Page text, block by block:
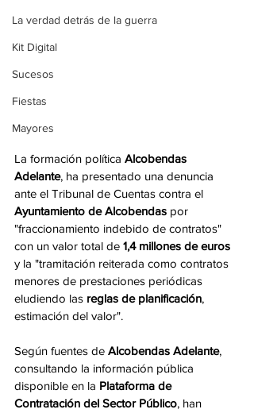
La verdad detrás de la guerra
Kit Digital
Sucesos
Fiestas
Mayores
La formación política Alcobendas
Adelante, ha presentado una denuncia
ante el Tribunal de Cuentas contra el
Ayuntamiento de Alcobendas por
"fraccionamiento indebido de contratos"
con un valor total de 1,4 millones de euros
y la "tramitación reiterada como contratos
menores de prestaciones periódicas
eludiendo las reglas de planificación,
estimación del valor".
Según fuentes de Alcobendas Adelante,
consultando la información pública
disponible en la Plataforma de
Contratación del Sector Público, han